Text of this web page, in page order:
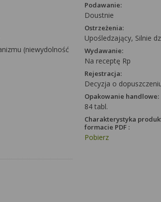
(niewydolność
Podawanie:
Doustnie
Ostrzeżenia:
Upośledzający, Silnie
Wydawanie:
Na receptę Rp
Rejestracja:
Decyzja o
Opakowanie handlowe:
84 tabl.
Charakterystyka
formacie PDF :
Pobierz